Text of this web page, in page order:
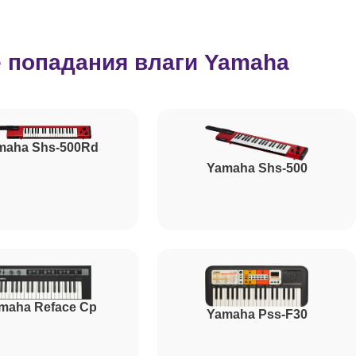
800
1500
1000
влаги Yamaha
Shs-500Rd
Yamaha Shs-500
Reface Cp
Yamaha Pss-F30